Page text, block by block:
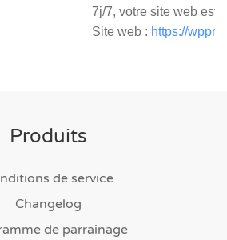
7j/7, votre site web est
Site web : https://
Produits
de service
Changelog
de parrainage